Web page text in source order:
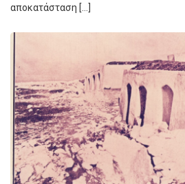
αποκατάσταση […]